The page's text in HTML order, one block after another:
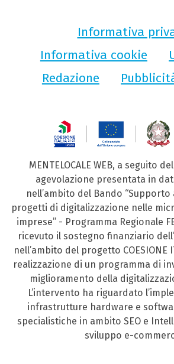
Informativa
Informativa cookie
Redazione
MENTELOCALE WEB, a seguito
agevolazione presentata in
nell’ambito del Bando
progetti di digitalizzazione nelle
imprese” - Programma Regionale
ricevuto il sostegno finanziario
nell’ambito del progetto COESIONE
realizzazione di un programma di
miglioramento della
L’intervento ha riguardato
infrastrutture hardware e
specialistiche in ambito SEO e
sviluppo e-